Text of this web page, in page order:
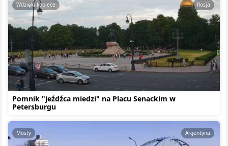
Pomnik "jeźdźca miedzi" na Placu Senackim w
Petersburgu
Wdzięki kobiece Rosja
Mosty Argentyna